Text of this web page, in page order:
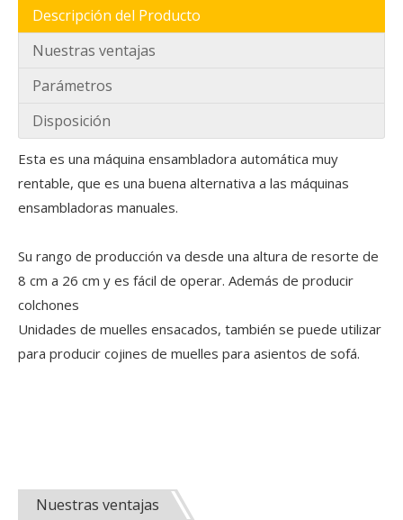
Optimice la producción de colchones con máquinas
La asociación universidad-empresa alcanza nuevas alturas | El Instituto de Ciencia y Tecnología de Hunan y Yulun Machinery construyen conjuntamente una base integrada de pasantías y empleo
Recientemente, Guangdong Yulun Intelligent Technology
Descripción del Producto
Nuestras ventajas
Parámetros
Disposición
Esta es una máquina ensambladora automática muy
rentable, que es una buena alternativa a las máquinas
ensambladoras manuales.
Su rango de producción va desde una altura de resorte de
8 cm a 26 cm y es fácil de operar. Además de producir
colchones
Unidades de muelles ensacados, también se puede utilizar
para producir cojines de muelles para asientos de sofá.
Nuestras ventajas